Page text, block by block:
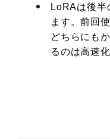
LoRAは後
ます。前回
どちらにも
るのは高速